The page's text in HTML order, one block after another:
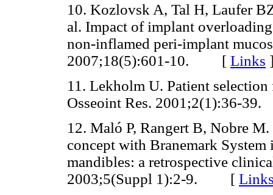
10. Kozlovsk A, Tal H, Laufer
al. Impact of implant
non-inflamed peri-implant
2007;18(5):601-10. [ Links
11. Lekholm U. Patient
Osseoint Res.
12. Maló P, Rangert B, Nobre
concept with Branemark
mandibles: a retrospective
2003;5(Suppl 1):2-9. [